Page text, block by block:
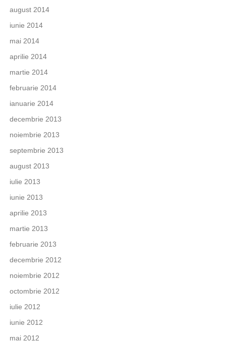
august 2014
iunie 2014
mai 2014
aprilie 2014
martie 2014
februarie 2014
ianuarie 2014
decembrie 2013
noiembrie 2013
septembrie 2013
august 2013
iulie 2013
iunie 2013
aprilie 2013
martie 2013
februarie 2013
decembrie 2012
noiembrie 2012
octombrie 2012
iulie 2012
iunie 2012
mai 2012